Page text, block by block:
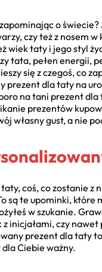
o
czy też z nosem
wiek taty i jego styl
tata, pełen energii,
się z czegoś, co
dla taty na
na tani prezent
prezentów
własny gust, a nie
coś, co zostanie z
te upominki, które
w szukanie.
inicjałami, czy
prezent dla taty
Ciebie ważny.